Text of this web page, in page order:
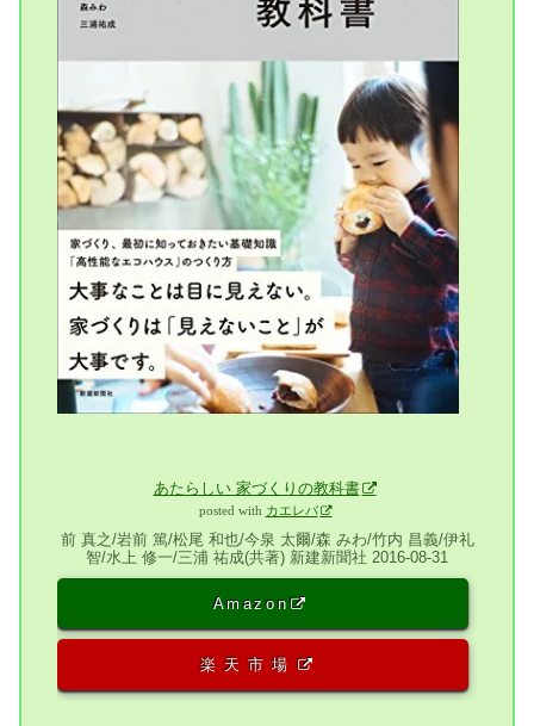
あたらしい 家づくりの教科書
posted with カエレバ
前 真之/岩前 篤/松尾 和也/今泉 太爾/森 みわ/竹内 昌義/伊礼
智/水上 修一/三浦 祐成(共著) 新建新聞社 2016-08-31
Amazon
楽天市場